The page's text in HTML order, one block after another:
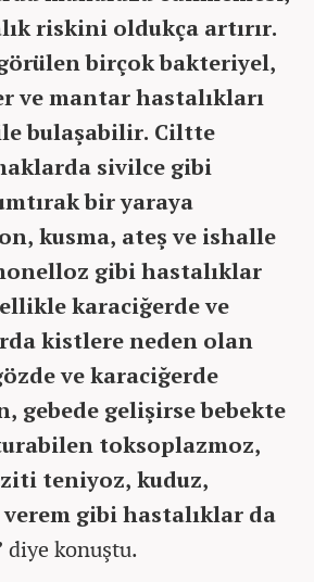
riskini oldukça artırır.
birçok bakteriyel,
ve mantar hastalıkları
bulaşabilir. Ciltte
sivilce gibi
bir yaraya
kusma, ateş ve ishalle
gibi hastalıklar
karaciğerde ve
kistlere neden olan
ve karaciğerde
gebede gelişirse bebekte
toksoplazmoz,
teniyoz, kuduz,
gibi hastalıklar da
diye konuştu.